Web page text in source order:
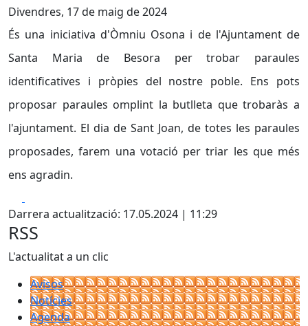
Divendres, 17 de maig de 2024
És una iniciativa d'Òmniu Osona i de l'Ajuntament de
Santa Maria de Besora per trobar paraules
identificatives i pròpies del nostre poble. Ens pots
proposar paraules omplint la butlleta que trobaràs a
l'ajuntament. El dia de Sant Joan, de totes les paraules
proposades, farem una votació per triar les que més
ens agradin.
Darrera actualització: 17.05.2024 | 11:29
RSS
L'actualitat a un clic
Avisos
Notícies
Agenda